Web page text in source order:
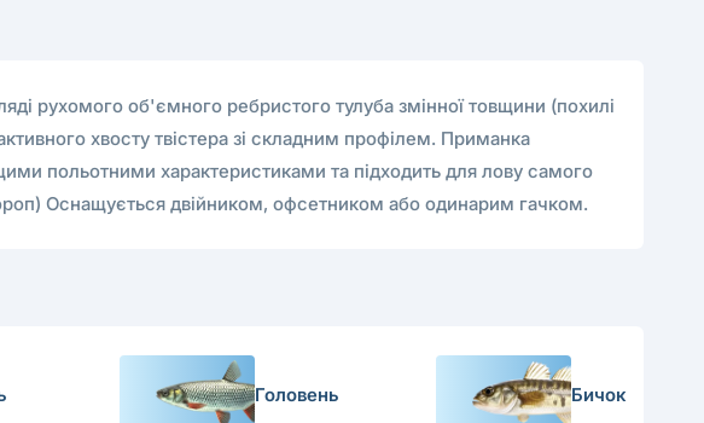
рухомого об'ємного ребристого тулуба змінної товщини (похилі
хвосту твістера зі складним профілем. Приманка
польотними характеристиками та підходить для лову самого
Оснащується двійником, офсетником або одинарим гачком.
Головень Бичок